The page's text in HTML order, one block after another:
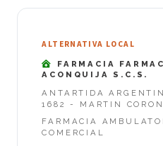
ALTERNATIVA LOCAL
FARMACIA
ACONQUIJA S.C.S.
ANTARTIDA
1682 - MARTIN
FARMACIA
COMERCIAL